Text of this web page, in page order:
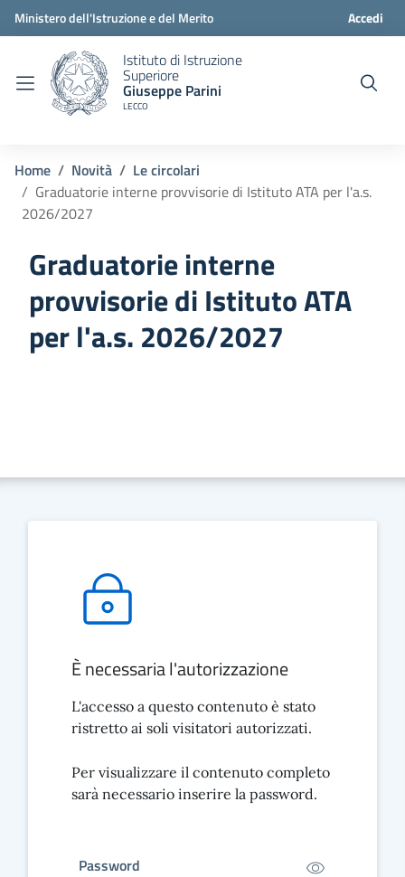
Ministero dell'Istruzione e del Merito Accedi
Istituto di Istruzione
Superiore
Giuseppe Parini
LECCO
Home Novità
Le circolari
Graduatorie interne provvisorie di Istituto ATA per l'a.s.
2026/2027
Graduatorie interne
provvisorie di Istituto ATA
per l'a.s. 2026/2027
È necessaria l'autorizzazione
L'accesso a questo contenuto è stato
ristretto ai soli visitatori autorizzati.
Per visualizzare il contenuto completo
sarà necessario inserire la password.
Password